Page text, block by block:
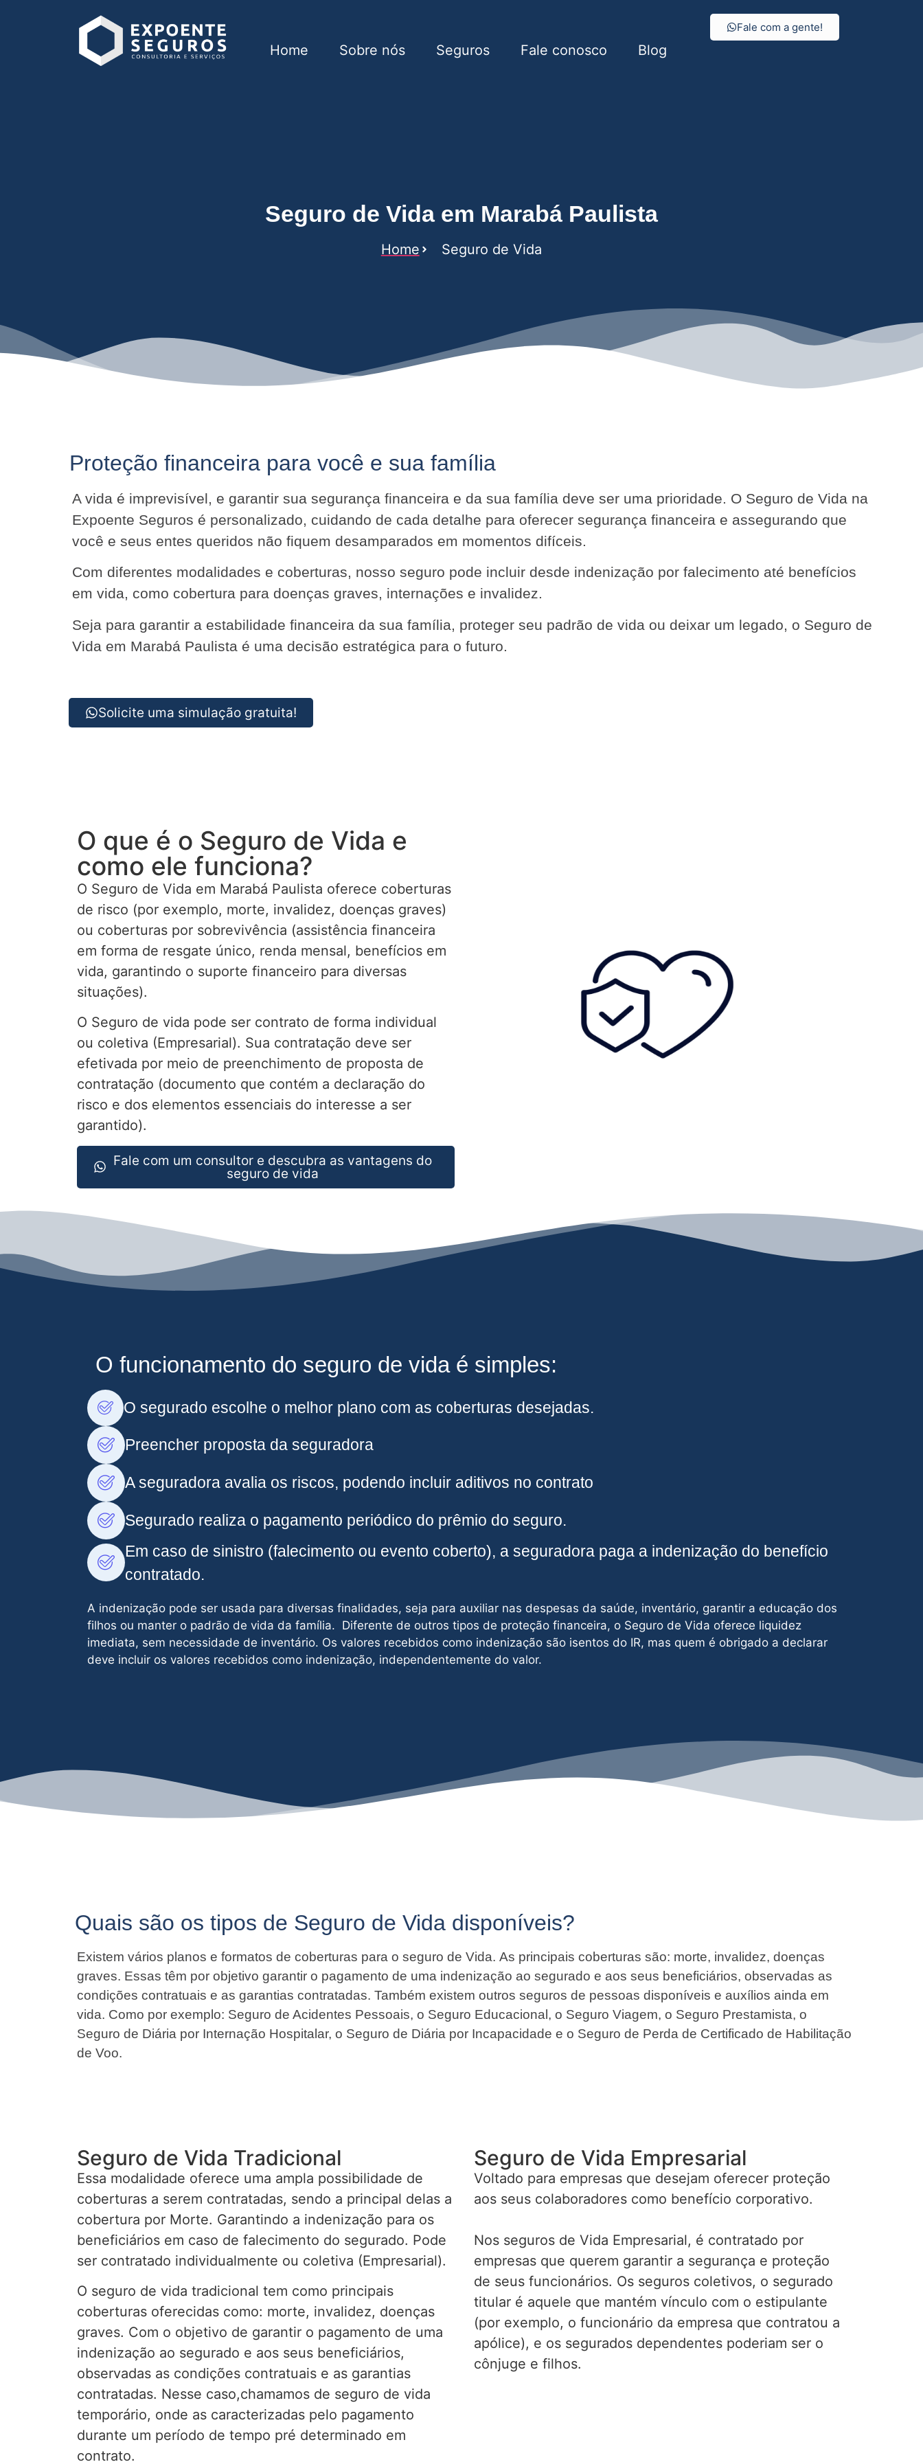
Home Sobre nós Seguros Fale conosco Blog
Fale com a gente!
Seguro de Vida em Marabá Paulista
Home Seguro de Vida
Proteção financeira para você e sua família
A vida é imprevisível, e garantir sua segurança financeira e da sua família deve ser uma prioridade. O Seguro de Vida na
Expoente Seguros é personalizado, cuidando de cada detalhe para oferecer segurança financeira e assegurando que
você e seus entes queridos não fiquem desamparados em momentos difíceis.
Com diferentes modalidades e coberturas, nosso seguro pode incluir desde indenização por falecimento até benefícios
em vida, como cobertura para doenças graves, internações e invalidez.
Seja para garantir a estabilidade financeira da sua família, proteger seu padrão de vida ou deixar um legado, o Seguro de
Vida em Marabá Paulista é uma decisão estratégica para o futuro.
Solicite uma simulação gratuita!
O que é o Seguro de Vida e
como ele funciona?
O Seguro de Vida em Marabá Paulista oferece coberturas
de risco (por exemplo, morte, invalidez, doenças graves)
ou coberturas por sobrevivência (assistência financeira
em forma de resgate único, renda mensal, benefícios em
vida, garantindo o suporte financeiro para diversas
situações).
O Seguro de vida pode ser contrato de forma individual
ou coletiva (Empresarial). Sua contratação deve ser
efetivada por meio de preenchimento de proposta de
contratação (documento que contém a declaração do
risco e dos elementos essenciais do interesse a ser
garantido).
Fale com um consultor e descubra as vantagens do
seguro de vida
O funcionamento do seguro de vida é simples:
O segurado escolhe o melhor plano com as coberturas desejadas.
Preencher proposta da seguradora
A seguradora avalia os riscos, podendo incluir aditivos no contrato
Segurado realiza o pagamento periódico do prêmio do seguro.
Em caso de sinistro (falecimento ou evento coberto), a seguradora paga a indenização do benefício
contratado.
A indenização pode ser usada para diversas finalidades, seja para auxiliar nas despesas da saúde, inventário, garantir a educação dos
filhos ou manter o padrão de vida da família. Diferente de outros tipos de proteção financeira, o Seguro de Vida oferece liquidez
imediata, sem necessidade de inventário. Os valores recebidos como indenização são isentos do IR, mas quem é obrigado a declarar
deve incluir os valores recebidos como indenização, independentemente do valor.
Quais são os tipos de Seguro de Vida disponíveis?
Existem vários planos e formatos de coberturas para o seguro de Vida. As principais coberturas são: morte, invalidez, doenças
graves. Essas têm por objetivo garantir o pagamento de uma indenização ao segurado e aos seus beneficiários, observadas as
condições contratuais e as garantias contratadas. Também existem outros seguros de pessoas disponíveis e auxílios ainda em
vida. Como por exemplo: Seguro de Acidentes Pessoais, o Seguro Educacional, o Seguro Viagem, o Seguro Prestamista, o
Seguro de Diária por Internação Hospitalar, o Seguro de Diária por Incapacidade e o Seguro de Perda de Certificado de Habilitação
de Voo.
Seguro de Vida Tradicional
Essa modalidade oferece uma ampla possibilidade de
coberturas a serem contratadas, sendo a principal delas a
cobertura por Morte. Garantindo a indenização para os
beneficiários em caso de falecimento do segurado. Pode
ser contratado individualmente ou coletiva (Empresarial).
O seguro de vida tradicional tem como principais
coberturas oferecidas como: morte, invalidez, doenças
graves. Com o objetivo de garantir o pagamento de uma
indenização ao segurado e aos seus beneficiários,
observadas as condições contratuais e as garantias
contratadas. Nesse caso,chamamos de seguro de vida
temporário, onde as caracterizadas pelo pagamento
durante um período de tempo pré determinado em
contrato.
Seguro de Vida Empresarial
Voltado para empresas que desejam oferecer proteção
aos seus colaboradores como benefício corporativo.
Nos seguros de Vida Empresarial, é contratado por
empresas que querem garantir a segurança e proteção
de seus funcionários. Os seguros coletivos, o segurado
titular é aquele que mantém vínculo com o estipulante
(por exemplo, o funcionário da empresa que contratou a
apólice), e os segurados dependentes poderiam ser o
cônjuge e filhos.